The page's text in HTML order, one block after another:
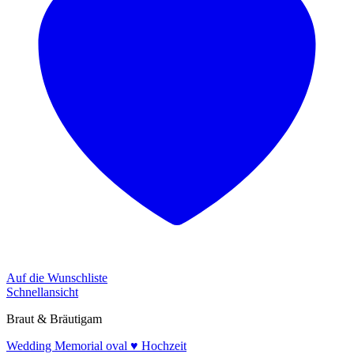
Auf die Wunschliste
Schnellansicht
Braut & Bräutigam
Wedding Memorial oval ♥ Hochzeit